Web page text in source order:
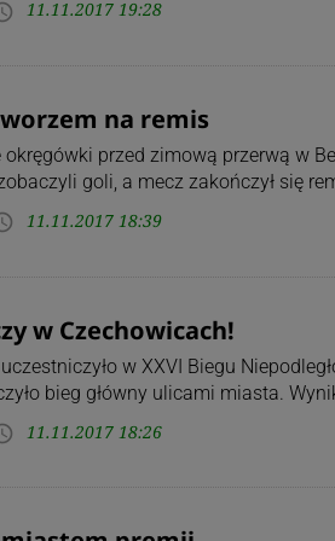
11.11.2017 19:28
na remis
przed zimową przerwą w
goli, a mecz zakończył się
11.11.2017 18:39
w Czechowicach!
w XXVI Biegu
bieg główny ulicami miasta.
11.11.2017 18:26